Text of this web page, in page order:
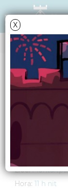
X
AGENDA
Ball
grup
Lloc:
Hora: 11 h nit